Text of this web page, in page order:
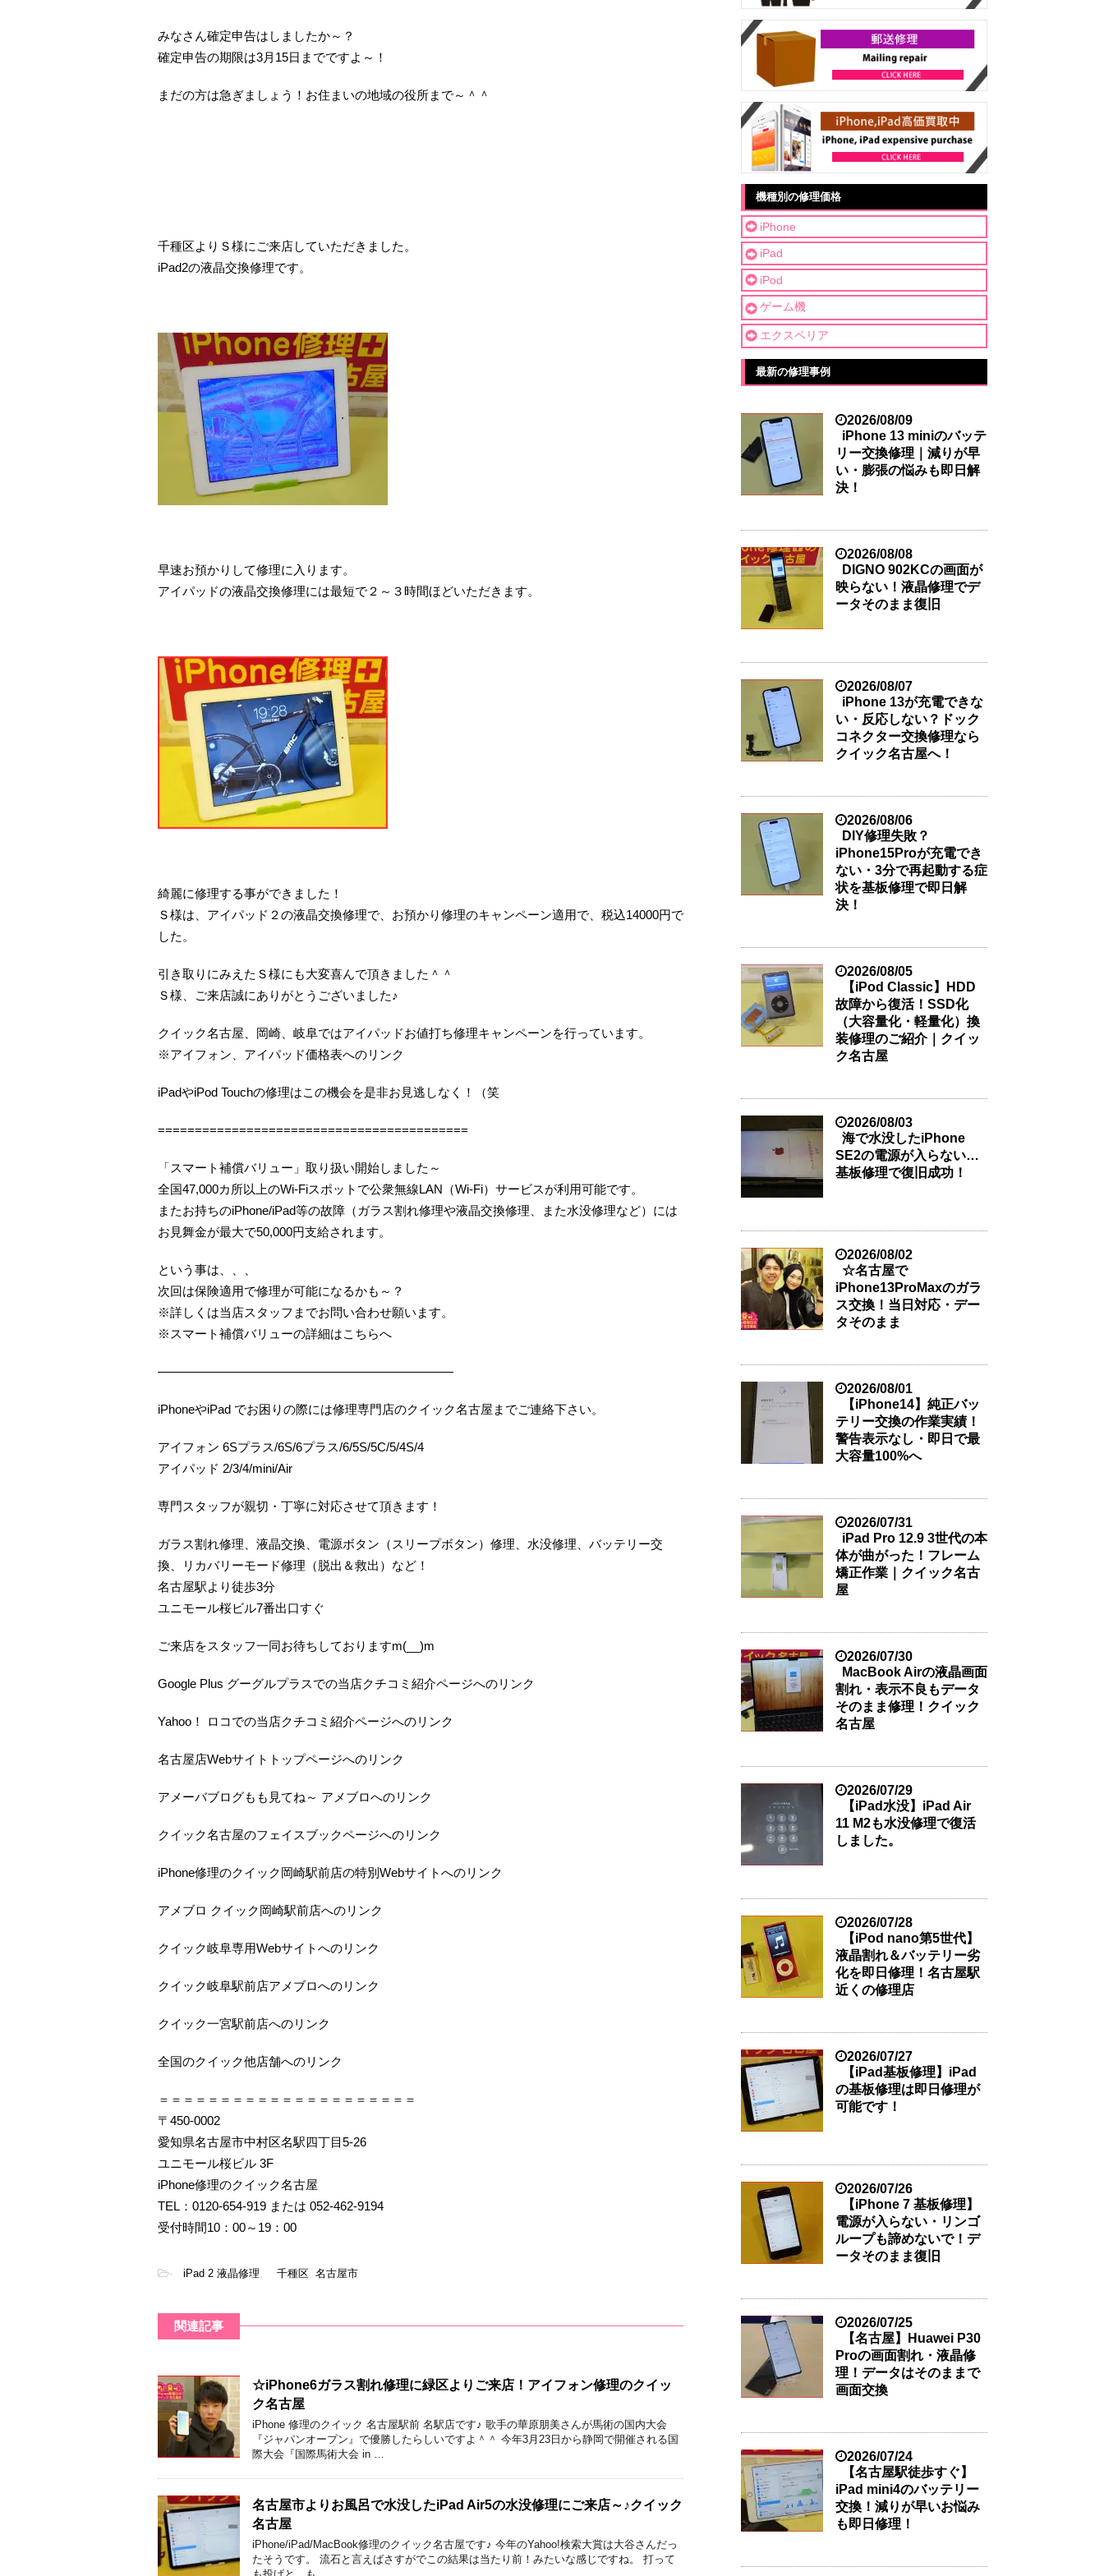
みなさん確定申告はしましたか～？
確定申告の期限は3月15日までですよ～！
まだの方は急ぎましょう！お住まいの地域の役所まで～＾＾
千種区よりＳ様にご来店していただきました。
iPad2の液晶交換修理です。
早速お預かりして修理に入ります。
アイパッドの液晶交換修理には最短で２～３時間ほどいただきます。
綺麗に修理する事ができました！
Ｓ様は、アイパッド２の液晶交換修理で、お預かり修理のキャンペーン適用で、税込14000円で
した。
引き取りにみえたＳ様にも大変喜んで頂きました＾＾
Ｓ様、ご来店誠にありがとうございました♪
クイック名古屋、岡崎、岐阜ではアイパッドお値打ち修理キャンペーンを行っています。
※アイフォン、アイパッド価格表へのリンク
iPadやiPod Touchの修理はこの機会を是非お見逃しなく！（笑
==========================================
「スマート補償バリュー」取り扱い開始しました～
全国47,000カ所以上のWi-Fiスポットで公衆無線LAN（Wi-Fi）サービスが利用可能です。
またお持ちのiPhone/iPad等の故障（ガラス割れ修理や液晶交換修理、また水没修理など）には
お見舞金が最大で50,000円支給されます。
という事は、、、
次回は保険適用で修理が可能になるかも～？
※詳しくは当店スタッフまでお問い合わせ願います。
※スマート補償バリューの詳細はこちらへ
————————————————————————
iPhoneやiPad でお困りの際には修理専門店のクイック名古屋までご連絡下さい。
アイフォン 6Sプラス/6S/6プラス/6/5S/5C/5/4S/4
アイパッド 2/3/4/mini/Air
専門スタッフが親切・丁寧に対応させて頂きます！
ガラス割れ修理、液晶交換、電源ボタン（スリープボタン）修理、水没修理、バッテリー交
換、リカバリーモード修理（脱出＆救出）など！
名古屋駅より徒歩3分
ユニモール桜ビル7番出口すぐ
ご来店をスタッフ一同お待ちしておりますm(__)m
Google Plus グーグルプラスでの当店クチコミ紹介ページへのリンク
Yahoo！ ロコでの当店クチコミ紹介ページへのリンク
名古屋店Webサイトトップページへのリンク
アメーバブログもも見てね～ アメブロへのリンク
クイック名古屋のフェイスブックページへのリンク
iPhone修理のクイック岡崎駅前店の特別Webサイトへのリンク
アメブロ クイック岡崎駅前店へのリンク
クイック岐阜専用Webサイトへのリンク
クイック岐阜駅前店アメブロへのリンク
クイック一宮駅前店へのリンク
全国のクイック他店舗へのリンク
＝＝＝＝＝＝＝＝＝＝＝＝＝＝＝＝＝＝＝＝＝
〒450-0002
愛知県名古屋市中村区名駅四丁目5-26
ユニモール桜ビル 3F
iPhone修理のクイック名古屋
TEL：0120-654-919 または 052-462-9194
受付時間10：00～19：00
- iPad 2 液晶修理, 千種区, 名古屋市
関連記事
☆iPhone6ガラス割れ修理に緑区よりご来店！アイフォン修理のクイッ
ク名古屋
iPhone 修理のクイック 名古屋駅前 名駅店です♪ 歌手の華原朋美さんが馬術の国内大会
『ジャパンオープン』で優勝したらしいですよ＾＾ 今年3月23日から静岡で開催される国
際大会『国際馬術大会 in …
名古屋市よりお風呂で水没したiPad Air5の水没修理にご来店～♪クイック
名古屋
iPhone/iPad/MacBook修理のクイック名古屋です♪ 今年のYahoo!検索大賞は大谷さんだっ
たそうです。 流石と言えばさすがでこの結果は当たり前！みたいな感じですね。 打って
機種別の修理価格
iPhone
iPad
iPod
ゲーム機
エクスペリア
最新の修理事例
2026/08/09
iPhone 13 miniのバッテ
リー交換修理｜減りが早
い・膨張の悩みも即日解
決！
2026/08/08
DIGNO 902KCの画面が
映らない！液晶修理でデ
ータそのまま復旧
2026/08/07
iPhone 13が充電できな
い・反応しない？ドック
コネクター交換修理なら
クイック名古屋へ！
2026/08/06
DIY修理失敗？
iPhone15Proが充電でき
ない・3分で再起動する症
状を基板修理で即日解
決！
2026/08/05
【iPod Classic】HDD
故障から復活！SSD化
（大容量化・軽量化）換
装修理のご紹介｜クイッ
ク名古屋
2026/08/03
海で水没したiPhone
SE2の電源が入らない…
基板修理で復旧成功！
2026/08/02
☆名古屋で
iPhone13ProMaxのガラ
ス交換！当日対応・デー
タそのまま
2026/08/01
【iPhone14】純正バッ
テリー交換の作業実績！
警告表示なし・即日で最
大容量100%へ
2026/07/31
iPad Pro 12.9 3世代の本
体が曲がった！フレーム
矯正作業｜クイック名古
屋
2026/07/30
MacBook Airの液晶画面
割れ・表示不良もデータ
そのまま修理！クイック
名古屋
2026/07/29
【iPad水没】iPad Air
11 M2も水没修理で復活
しました。
2026/07/28
【iPod nano第5世代】
液晶割れ＆バッテリー劣
化を即日修理！名古屋駅
近くの修理店
2026/07/27
【iPad基板修理】iPad
の基板修理は即日修理が
可能です！
2026/07/26
【iPhone 7 基板修理】
電源が入らない・リンゴ
ループも諦めないで！デ
ータそのまま復旧
2026/07/25
【名古屋】Huawei P30
Proの画面割れ・液晶修
理！データはそのままで
画面交換
2026/07/24
【名古屋駅徒歩すぐ】
iPad mini4のバッテリー
交換！減りが早いお悩み
も即日修理！